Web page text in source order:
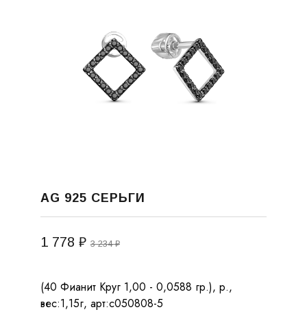
AG 925 СЕРЬГИ
1 778 ₽ 3 234 ₽
(40 Фианит Круг 1,00 - 0,0588 гр.), р.,
вес:1,15г, арт:с050808-5